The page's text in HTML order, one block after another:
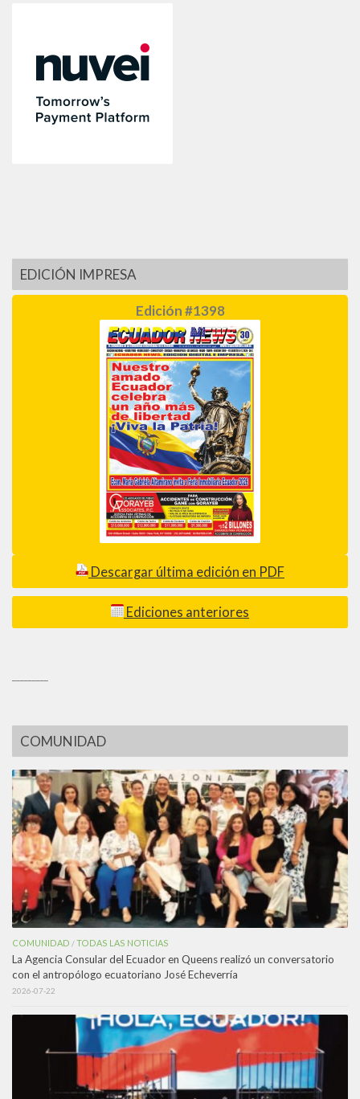
EDICIÓN IMPRESA
Edición #1398
Descargar última edición en PDF
Ediciones anteriores
COMUNIDAD
COMUNIDAD /TODAS LAS NOTICIAS
La Agencia Consular del Ecuador en Queens realizó un conversatorio
con el antropólogo ecuatoriano José Echeverría
2026-07-22